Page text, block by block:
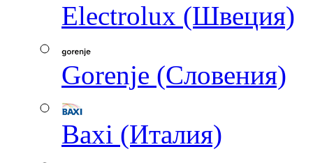
Electrolux (Швеция)
Gorenje (Словения)
Baxi (Италия)